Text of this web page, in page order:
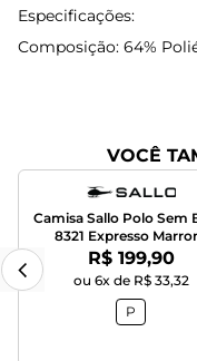
Especificações:
Composição: 64%
VOCÊ
Camisa Sallo Polo Sem
8321 Expresso
Por:
R$ 199,90
ou 6x de R$ 33,32
P